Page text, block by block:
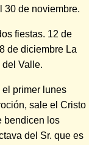
30 de noviembre.
fiestas. 12 de
de diciembre La
Valle.
primer lunes
sale el Cristo
bendicen los
del Sr. que es